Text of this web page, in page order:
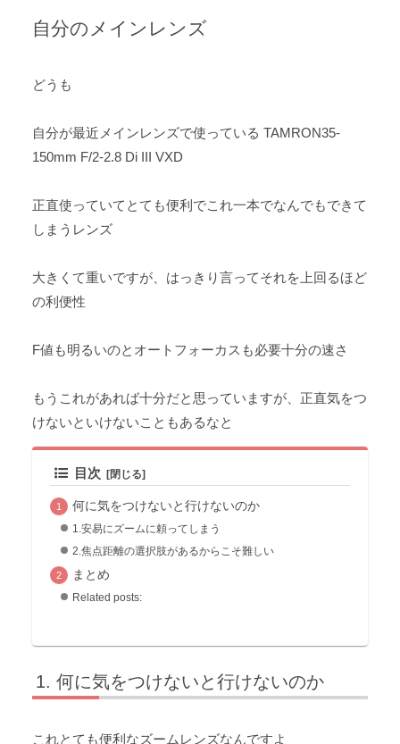
自分のメインレンズ
どうも
自分が最近メインレンズで使っている TAMRON35-
150mm F/2-2.8 Di III VXD
正直使っていてとても便利でこれ一本でなんでもできて
しまうレンズ
大きくて重いですが、はっきり言ってそれを上回るほど
の利便性
F値も明るいのとオートフォーカスも必要十分の速さ
もうこれがあれば十分だと思っていますが、正直気をつ
けないといけないこともあるなと
目次
何に気をつけないと行けないのか
1.安易にズームに頼ってしまう
2.焦点距離の選択肢があるからこそ難しい
まとめ
Related posts:
何に気をつけないと行けないのか
これとても便利なズームレンズなんですよ